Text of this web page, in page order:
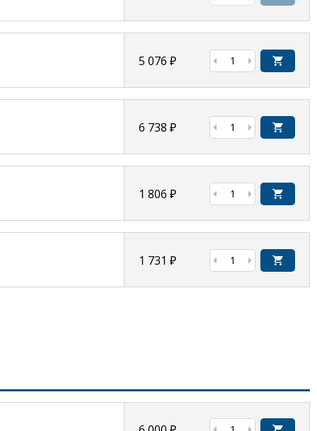
5 076 ₽
6 738 ₽
1 806 ₽
1 731 ₽